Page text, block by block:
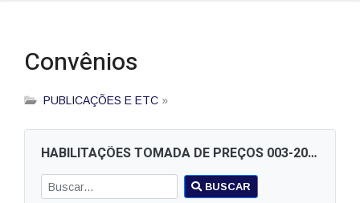
Convênios
PUBLICAÇÕES E ETC »
HABILITAÇÕES TOMADA DE PREÇOS 003-2020 004-2020 005-2020
BUSCAR